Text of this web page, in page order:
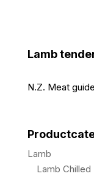
Lamb
N.Z. Meat
Lamb
Lamb Chilled